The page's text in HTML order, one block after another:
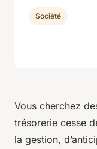
Vous cherchez
trésorerie cesse
la gestion,
Société